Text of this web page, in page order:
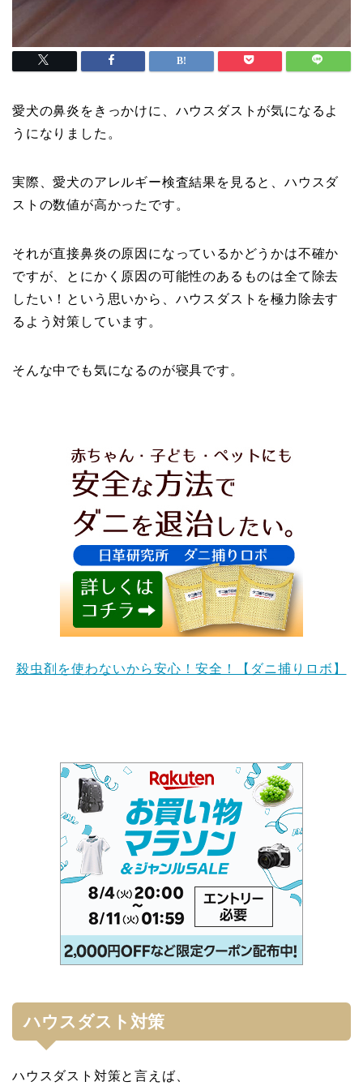
愛犬の鼻炎をきっかけに、ハウスダストが気になるよ
うになりました。
実際、愛犬のアレルギー検査結果を見ると、ハウスダ
ストの数値が高かったです。
それが直接鼻炎の原因になっているかどうかは不確か
ですが、とにかく原因の可能性のあるものは全て除去
したい！という思いから、ハウスダストを極力除去す
るよう対策しています。
そんな中でも気になるのが寝具です。
殺虫剤を使わないから安心！安全！【ダニ捕りロボ】
ハウスダスト対策
ハウスダスト対策と言えば、